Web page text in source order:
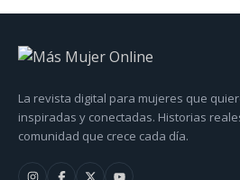
La revista digital para mujeres que
inspiradas y conectadas. Historias
comunidad que crece cada día.